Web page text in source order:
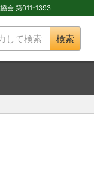
会 第011-1393
検索